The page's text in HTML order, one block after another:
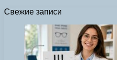
Свежие записи